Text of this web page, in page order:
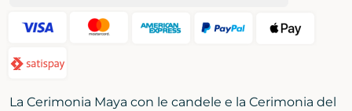
La Cerimonia Maya con le candele e la Cerimonia del